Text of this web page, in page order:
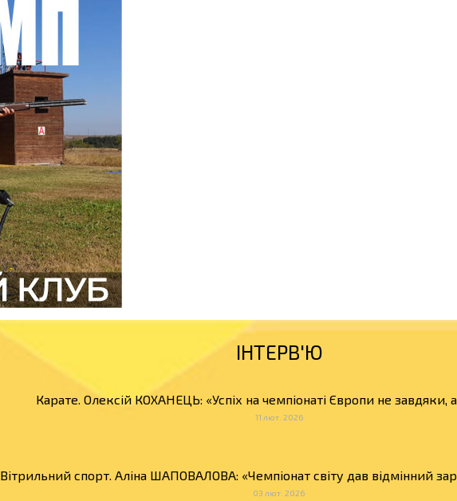
ІНТЕРВ'Ю
Карате. Олексій КОХАНЕЦЬ: «Успіх на чемпіонаті Європи не завдяки,
11 лют. 2026
Вітрильний спорт. Аліна ШАПОВАЛОВА: «Чемпіонат світу дав відмінний
03 лют. 2026